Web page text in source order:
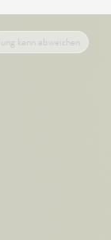
kann abweichen